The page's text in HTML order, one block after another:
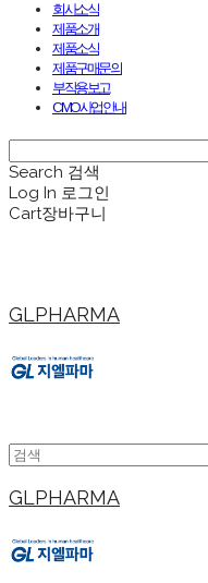
회사소식
제품소개
제품소식
제품구매문의
부작용보고
CMO사업안내
Search 검색
Log In 로그인
Cart장바구니
GLPHARMA
GLPHARMA